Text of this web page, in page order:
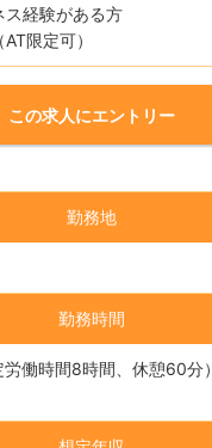
ス経験がある方
限定可）
この求人にエントリー
勤務地
勤務時間
働時間8時間、休憩60分）